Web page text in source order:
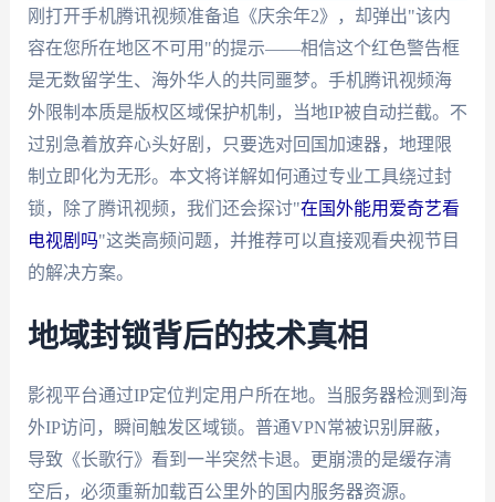
刚打开手机腾讯视频准备追《庆余年2》，却弹出"该内
容在您所在地区不可用"的提示——相信这个红色警告框
是无数留学生、海外华人的共同噩梦。手机腾讯视频海
外限制本质是版权区域保护机制，当地IP被自动拦截。不
过别急着放弃心头好剧，只要选对回国加速器，地理限
制立即化为无形。本文将详解如何通过专业工具绕过封
锁，除了腾讯视频，我们还会探讨"在国外能用爱奇艺看
电视剧吗"这类高频问题，并推荐可以直接观看央视节目
的解决方案。
地域封锁背后的技术真相
影视平台通过IP定位判定用户所在地。当服务器检测到海
外IP访问，瞬间触发区域锁。普通VPN常被识别屏蔽，
导致《长歌行》看到一半突然卡退。更崩溃的是缓存清
空后，必须重新加载百公里外的国内服务器资源。